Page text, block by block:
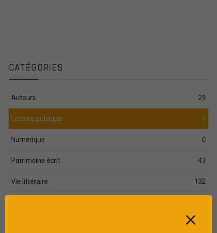
CATÉGORIES
Auteurs 29
Lecture publique 1
Numérique 0
Patrimoine écrit 43
Vie littéraire 132
⨯